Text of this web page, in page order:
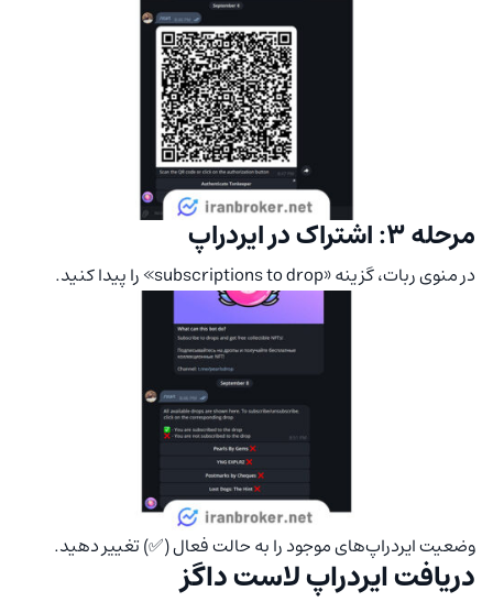
مرحله 3: اشتراک در ایردراپ
در منوی ربات، گزینه «subscriptions to drop» را پیدا کنید.
وضعیت ایردراپ‌های موجود را به حالت فعال (✅) تغییر دهید.
دریافت ایردراپ لاست داگز